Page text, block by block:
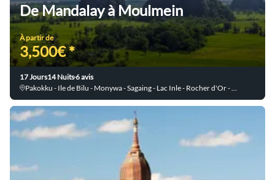
De Mandalay à Moulmein
À partir de
3,500€ *
17 Jours14 Nuits6 avis